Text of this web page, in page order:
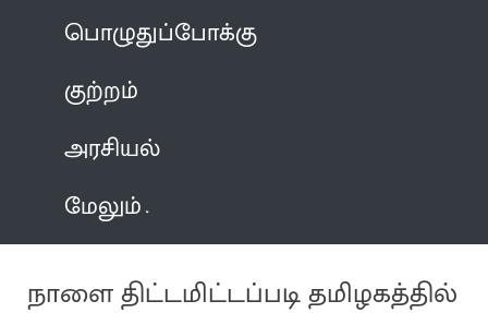
பொழுதுப்போக்கு
குற்றம்
அரசியல்
மேலும்
நாளை திட்டமிட்டப்படி தமிழகத்தில்